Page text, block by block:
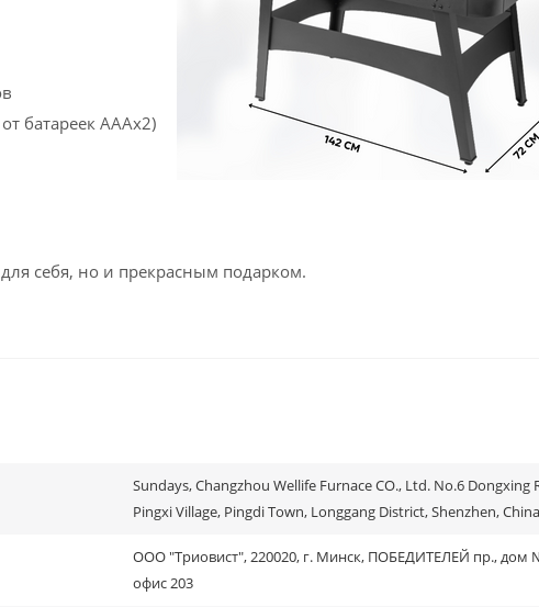
батареек AAAx2)
себя, но и прекрасным подарком.
Sundays, Changzhou Wellife Furnace CO., Ltd. No.6 Dongxing
Pingxi Village, Pingdi Town, Longgang District, Shenzhen,
ООО "Триовист", 220020, г. Минск, ПОБЕДИТЕЛЕЙ пр., дом
офис 203